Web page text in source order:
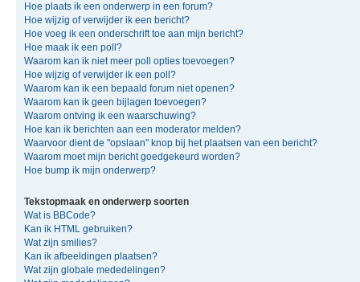
Hoe plaats ik een onderwerp in een forum?
Hoe wijzig of verwijder ik een bericht?
Hoe voeg ik een onderschrift toe aan mijn bericht?
Hoe maak ik een poll?
Waarom kan ik niet meer poll opties toevoegen?
Hoe wijzig of verwijder ik een poll?
Waarom kan ik een bepaald forum niet openen?
Waarom kan ik geen bijlagen toevoegen?
Waarom ontving ik een waarschuwing?
Hoe kan ik berichten aan een moderator melden?
Waarvoor dient de "opslaan" knop bij het plaatsen van een bericht?
Waarom moet mijn bericht goedgekeurd worden?
Hoe bump ik mijn onderwerp?
Tekstopmaak en onderwerp soorten
Wat is BBCode?
Kan ik HTML gebruiken?
Wat zijn smilies?
Kan ik afbeeldingen plaatsen?
Wat zijn globale mededelingen?